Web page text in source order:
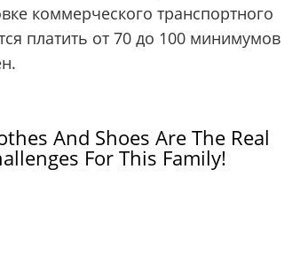
коммерческого транспортного
платить от 70 до 100 минимумов
And Shoes Are The Real
For This Family!